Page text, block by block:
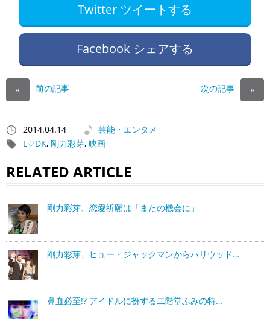
Twitter ツイートする
Facebook シェアする
« 前の記事 次の記事 »
2014.04.14
芸能・エンタメ
L♡DK, 剛力彩芽, 映画
RELATED ARTICLE
剛力彩芽、恋愛祈願は「またの機会に」
剛力彩芽、ヒュー・ジャックマンからハリウッド…
鼻血必至!? アイドルに扮する二階堂ふみの特…